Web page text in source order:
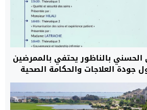
الحسني بالناظور يحتفي بالممرضين
العلاجات والحكامة الصحية